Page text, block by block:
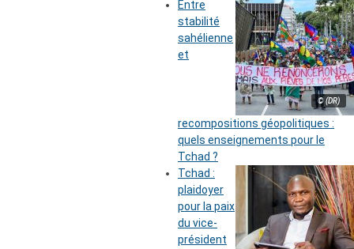
© (DR)
Entre
stabilité
sahélienne
et
recompositions géopolitiques :
quels enseignements pour le
Tchad ?
Tchad :
plaidoyer
pour la paix
du vice-
président